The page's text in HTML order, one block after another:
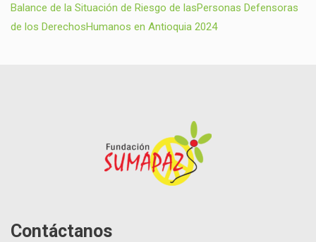
Balance de la Situación de Riesgo de lasPersonas Defensoras
de los DerechosHumanos en Antioquia 2024
Contáctanos